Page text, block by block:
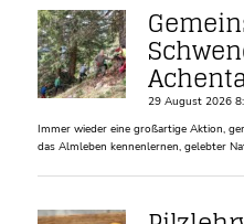
29 August 2026
Immer wieder eine großartige Aktion,
das Almleben kennenlernen, gelebter